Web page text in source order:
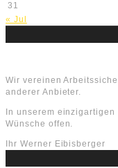
31
« Jul
Wir vereinen
anderer Anbieter.
In unserem
Wünsche offen.
Ihr Werner Eibisberger